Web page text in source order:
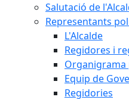
Salutació de
Representants
L'Alcalde
Regidores i
Organigrama
Equip de
Regidories